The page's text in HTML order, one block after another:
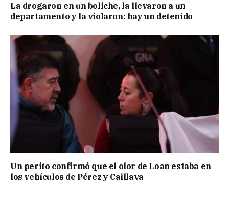
La drogaron en un boliche, la llevaron a un
departamento y la violaron: hay un detenido
Un perito confirmó que el olor de Loan estaba en
los vehículos de Pérez y Caillava